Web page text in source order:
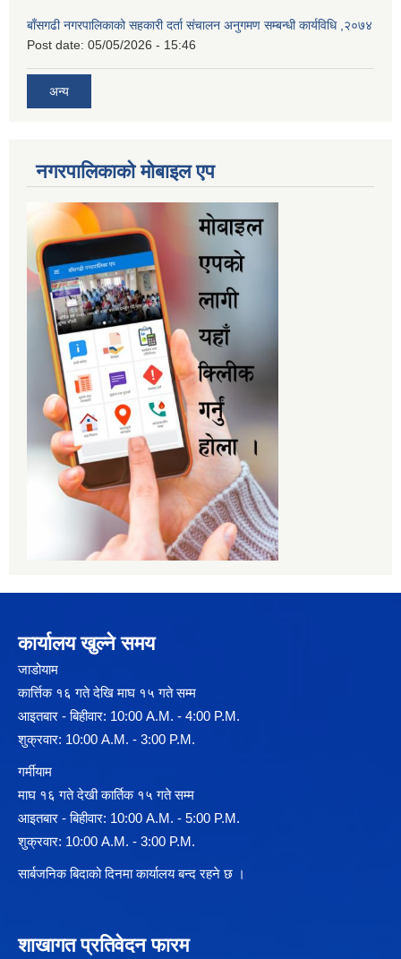
बाँसगढी नगरपालिकाको सहकारी दर्ता संचालन अनुगमण सम्बन्धी कार्यविधि ,२०७४
Post date: 05/05/2026 - 15:46
अन्य
नगरपालिकाकाे माेबाइल एप
कार्यालय खुल्ने समय
जाडोयाम
कार्त्तिक १६ गते देखि माघ १५ गते सम्म
आइतबार - बिहीवार: 10:00 A.M. - 4:00 P.M.
शुक्रवार: 10:00 A.M. - 3:00 P.M.
गर्मीयाम
माघ १६ गते देखी कार्तिक १५ गते सम्म
आइतबार - बिहीवार: 10:00 A.M. - 5:00 P.M.
शुक्रवार: 10:00 A.M. - 3:00 P.M.
सार्बजनिक बिदाको दिनमा कार्यालय बन्द रहने छ ।
शाखागत प्रतिवेदन फारम